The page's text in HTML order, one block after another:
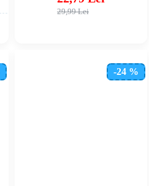
29,99 Lei
-24 %